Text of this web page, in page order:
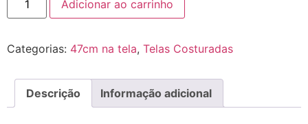
Adicionar ao carrinho
Categorias: 47cm na tela, Telas Costuradas
Descrição Informação adicional